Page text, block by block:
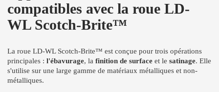
compatibles avec la roue LD-
WL Scotch-Brite™
La roue LD-WL Scotch-Brite™ est conçue pour trois opérations
principales : l'ébavurage, la finition de surface et le satinage. Elle
s'utilise sur une large gamme de matériaux métalliques et non-
métalliques.